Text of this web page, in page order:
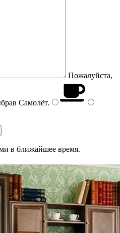
Пожалуйста,
Самолёт.
в ближайшее время.